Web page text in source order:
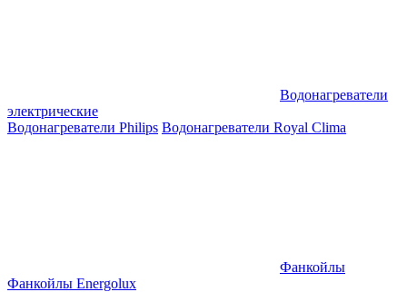
Водонагреватели
электрические
Водонагреватели Philips Водонагреватели Royal Clima
Фанкойлы
Фанкойлы Energolux